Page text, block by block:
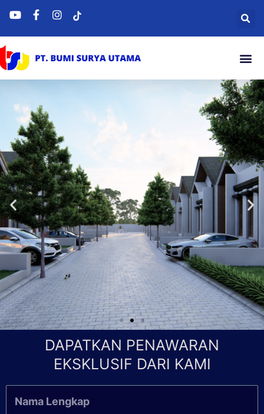
DAPATKAN PENAWARAN
EKSKLUSIF DARI KAMI